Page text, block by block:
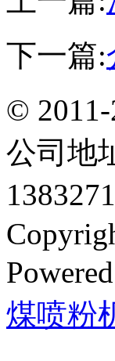
下一篇:
© 2011-
公司地
煤喷粉